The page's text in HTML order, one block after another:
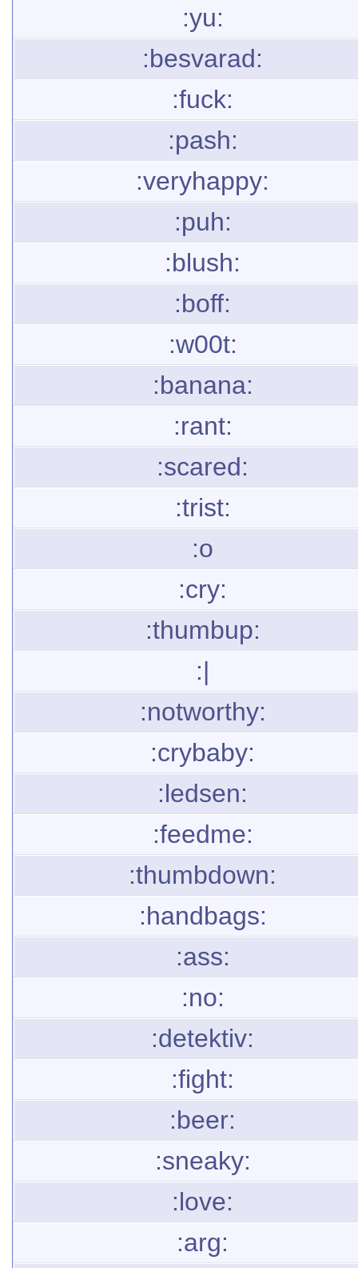
:yu:
:besvarad:
:fuck:
:pash:
:veryhappy:
:puh:
:blush:
:boff:
:w00t:
:banana:
:rant:
:scared:
:trist:
:o
:cry:
:thumbup:
:|
:notworthy:
:crybaby:
:ledsen:
:feedme:
:thumbdown:
:handbags:
:ass:
:no:
:detektiv:
:fight:
:beer:
:sneaky:
:love:
:arg: